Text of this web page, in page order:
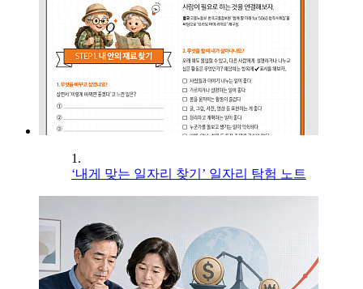
1.
‘내게 맞는 일자리 찾기’ 일자리 탐험 노트